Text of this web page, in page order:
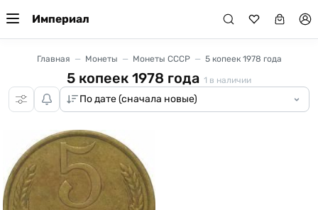
Империал
Главная Монеты Монеты СССР 5 копеек 1978 года
5 копеек 1978 года 1 в наличии